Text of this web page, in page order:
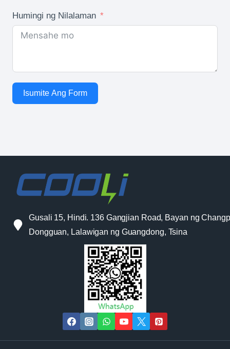
Humingi ng Nilalaman
Isumite Ang Form
Gusali 15, Hindi. 136 Gangjian Road, Bayan ng
Dongguan, Lalawigan ng Guangdong, Tsina